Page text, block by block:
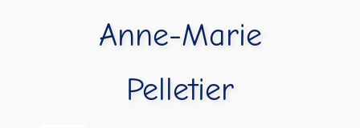
Anne-Marie
Pelletier